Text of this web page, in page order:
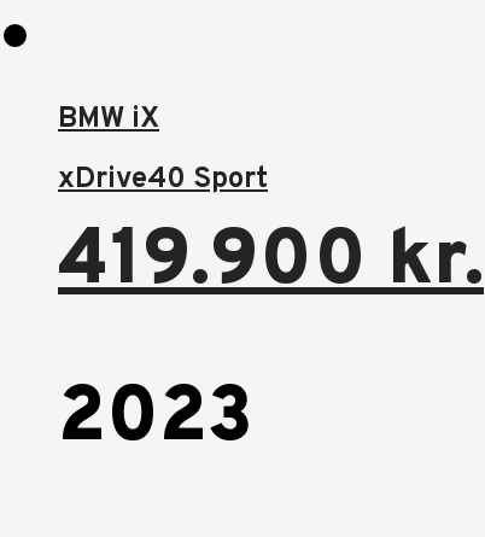
BMW iX
xDrive40 Sport
419.900kr.
2023